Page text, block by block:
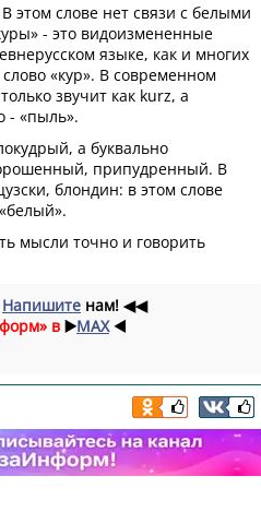
этом слове нет связи с белыми
- это видоизмененные
языке, как и многих
«кур». В современном
звучит как kurz, а
- «пыль».
а буквально
припудренный. В
блондин: в этом слове
мысли точно и говорить
Напишите нам! ◀◀
в ▶️MAX ◀️